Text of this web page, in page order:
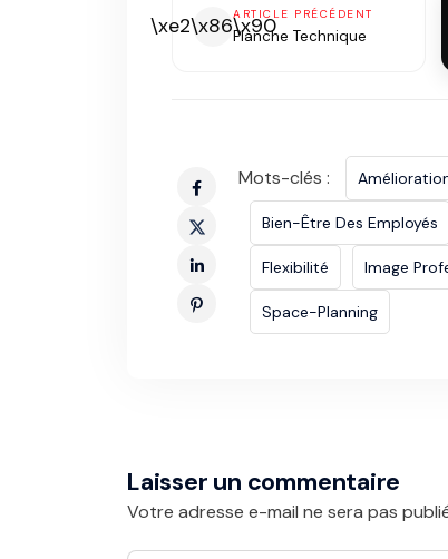
\xe2\x86\x90ARTICLE PRÉCÉDENT
Planche Technique
Mots-clés :
Bien-Être Des Employés
Flexibilité Image
Space-Planning
Laisser un commentaire
Votre adresse e-mail ne sera pas